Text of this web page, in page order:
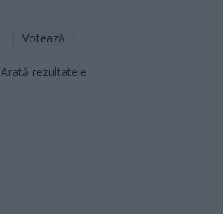
Arată rezultatele